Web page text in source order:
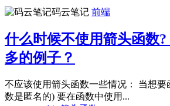
码云笔记 前端
什么时候不使用箭头函数
多的例子？
不应该使用箭头函数一些情况： 当想要
数是匿名的) 要在函数中使用...